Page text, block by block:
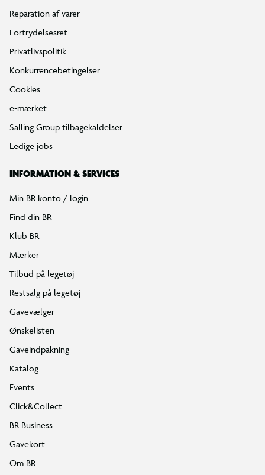
Reparation af varer
Fortrydelsesret
Privatlivspolitik
Konkurrencebetingelser
Cookies
e-mærket
Salling Group tilbagekaldelser
Ledige jobs
INFORMATION & SERVICES
Min BR konto / login
Find din BR
Klub BR
Mærker
Tilbud på legetøj
Restsalg på legetøj
Gavevælger
Ønskelisten
Gaveindpakning
Katalog
Events
Click&Collect
BR Business
Gavekort
Om BR